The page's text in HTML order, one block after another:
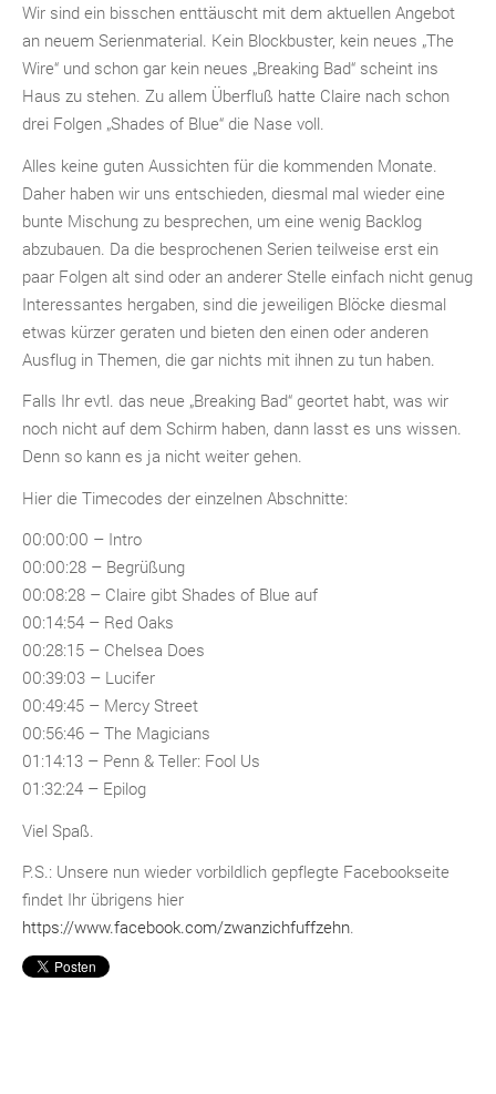
Wir sind ein bisschen enttäuscht mit dem aktuellen Angebot
an neuem Serienmaterial. Kein Blockbuster, kein neues „The
Wire“ und schon gar kein neues „Breaking Bad“ scheint ins
Haus zu stehen. Zu allem Überfluß hatte Claire nach schon
drei Folgen „Shades of Blue“ die Nase voll.
Alles keine guten Aussichten für die kommenden Monate.
Daher haben wir uns entschieden, diesmal mal wieder eine
bunte Mischung zu besprechen, um eine wenig Backlog
abzubauen. Da die besprochenen Serien teilweise erst ein
paar Folgen alt sind oder an anderer Stelle einfach nicht genug
Interessantes hergaben, sind die jeweiligen Blöcke diesmal
etwas kürzer geraten und bieten den einen oder anderen
Ausflug in Themen, die gar nichts mit ihnen zu tun haben.
Falls Ihr evtl. das neue „Breaking Bad“ geortet habt, was wir
noch nicht auf dem Schirm haben, dann lasst es uns wissen.
Denn so kann es ja nicht weiter gehen.
Hier die Timecodes der einzelnen Abschnitte:
00:00:00 – Intro
00:00:28 – Begrüßung
00:08:28 – Claire gibt Shades of Blue auf
00:14:54 – Red Oaks
00:28:15 – Chelsea Does
00:39:03 – Lucifer
00:49:45 – Mercy Street
00:56:46 – The Magicians
01:14:13 – Penn & Teller: Fool Us
01:32:24 – Epilog
Viel Spaß.
P.S.: Unsere nun wieder vorbildlich gepflegte Facebookseite
findet Ihr übrigens hier
https://www.facebook.com/zwanzichfuffzehn.